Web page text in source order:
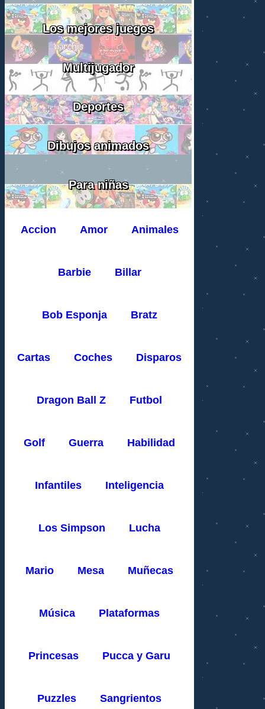
Los mejores juegos
Multijugador
Deportes
Dibujos animados
Para niñas
Accion Amor Animales
Barbie Billar
Bob Esponja Bratz
Cartas Coches Disparos
Dragon Ball Z Futbol
Golf Guerra Habilidad
Infantiles Inteligencia
Los Simpson Lucha
Mario Mesa Muñecas
Música Plataformas
Princesas Pucca y Garu
Puzzles Sangrientos